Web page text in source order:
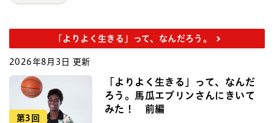
「よりよく生きる」って、なんだろう。
2026年8月3日 更新
第3回
「よりよく生きる」って、なんだ
ろう。馬瓜エブリンさんにきいて
みた！ 前編